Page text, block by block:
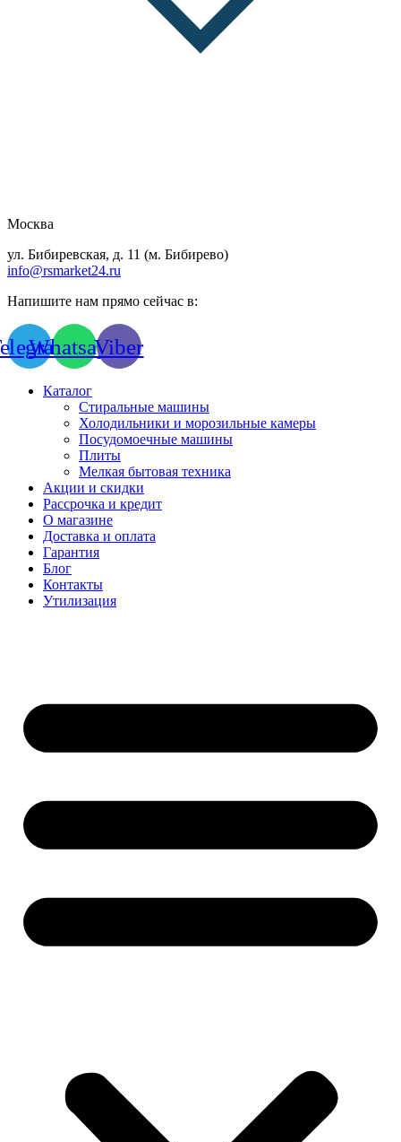
Москва
ул. Бибиревская, д. 11 (м. Бибирево)
info@rsmarket24.ru
Напишите нам прямо сейчас в:
WhatsappViber
Каталог
Стиральные машины
Холодильники и морозильные камеры
Посудомоечные машины
Плиты
Мелкая бытовая техника
Акции и скидки
Рассрочка и кредит
О магазине
Доставка и оплата
Гарантия
Блог
Контакты
Утилизация